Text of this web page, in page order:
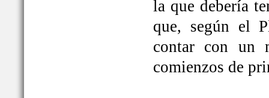
la que debería
que, según el
contar con un
comienzos de